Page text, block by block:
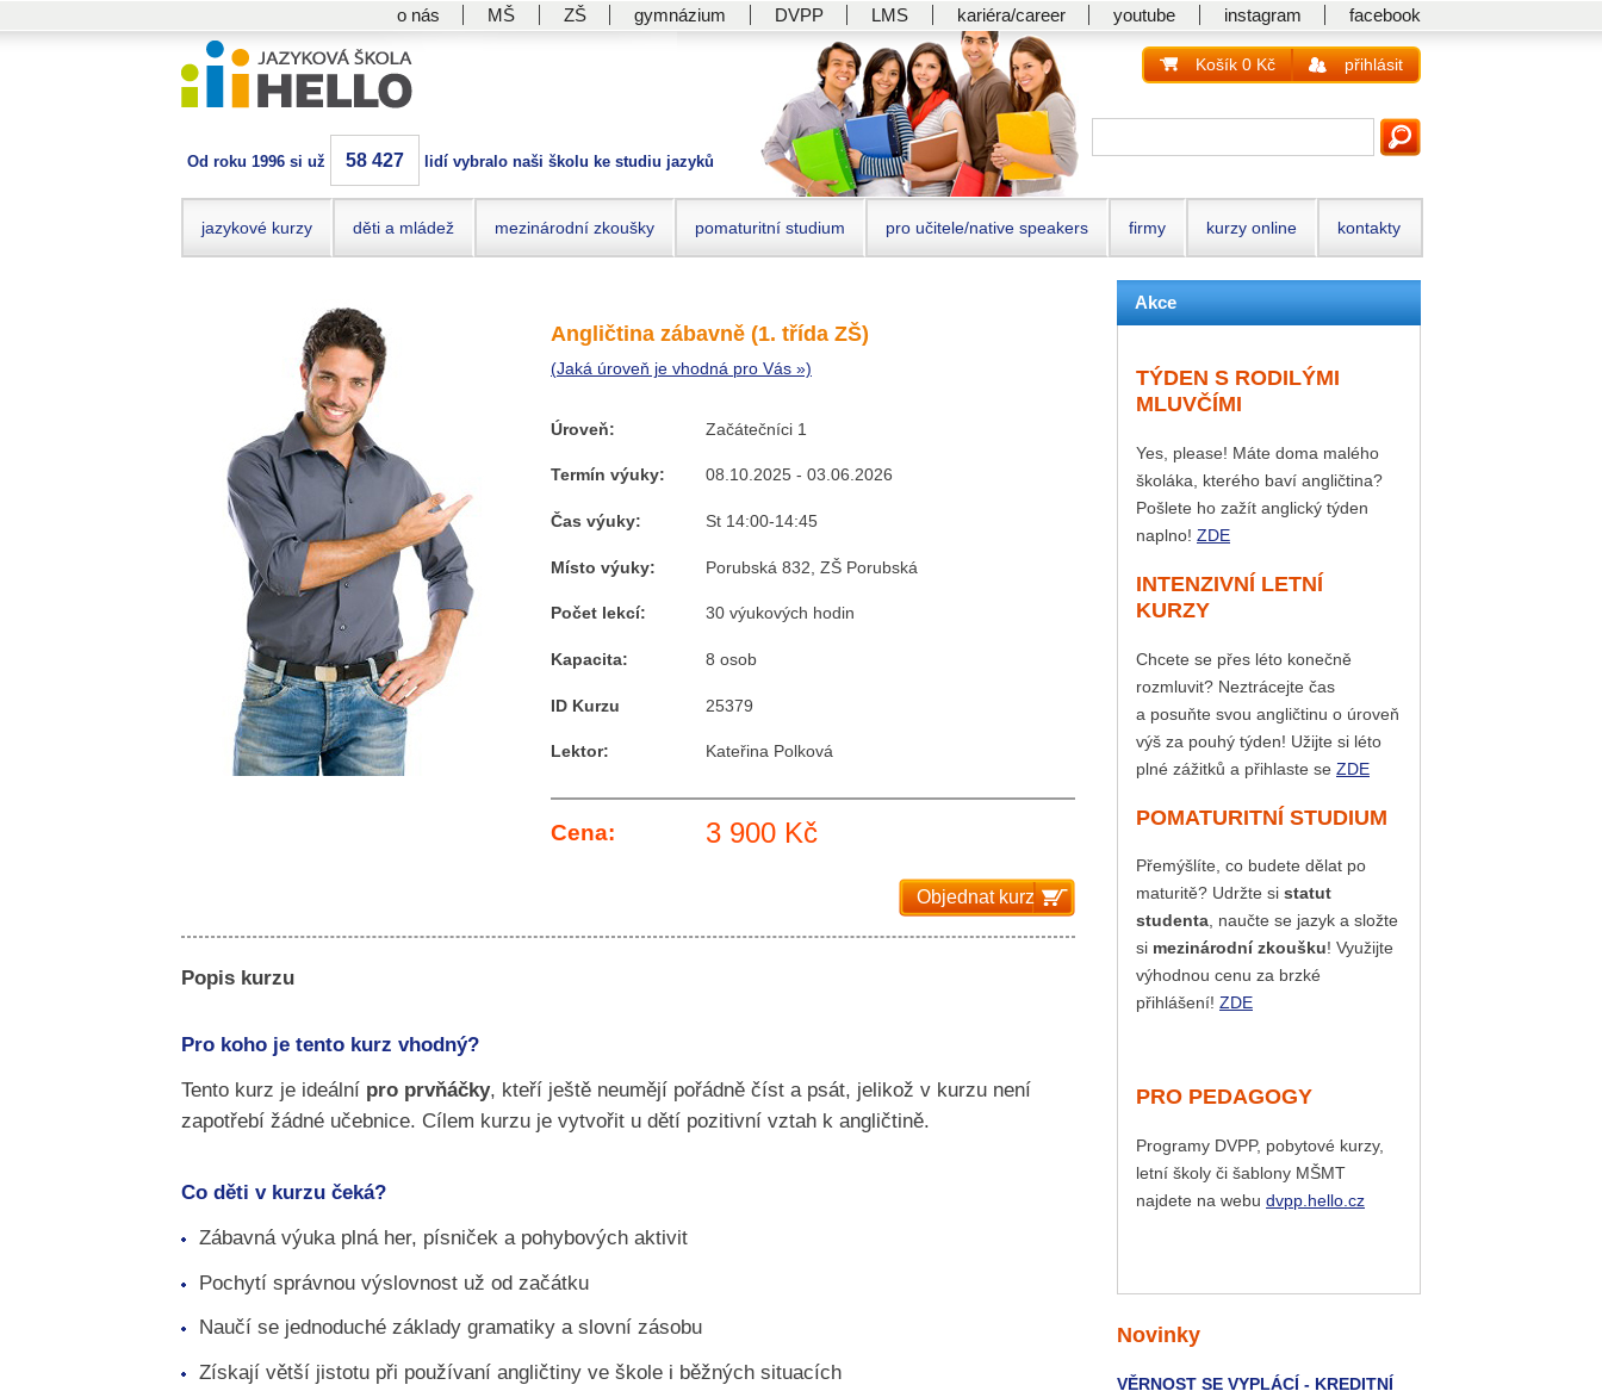
o nás MŠ ZŠ gymnázium DVPP LMS kariéra/career youtube instagram facebook
Od roku 1996 si už 58 427 lidí vybralo naši školu ke studiu jazyků
Košík 0 Kč přihlásit
jazykové kurzy děti a mládež mezinárodní zkoušky pomaturitní studium pro učitele/native speakers firmy kurzy online kontakty
Angličtina zábavně (1. třída ZŠ)
(Jaká úroveň je vhodná pro Vás »)
Úroveň: Začátečníci 1
Termín výuky: 08.10.2025 - 03.06.2026
Čas výuky: St 14:00-14:45
Místo výuky: Porubská 832, ZŠ Porubská
Počet lekcí: 30 výukových hodin
Kapacita: 8 osob
ID Kurzu 25379
Lektor: Kateřina Polková
Cena: 3 900 Kč
Objednat kurz
Popis kurzu
Pro koho je tento kurz vhodný?
Tento kurz je ideální pro prvňáčky, kteří ještě neumějí pořádně číst a psát, jelikož v kurzu není
zapotřebí žádné učebnice. Cílem kurzu je vytvořit u dětí pozitivní vztah k angličtině.
Co děti v kurzu čeká?
Zábavná výuka plná her, písniček a pohybových aktivit
Pochytí správnou výslovnost už od začátku
Naučí se jednoduché základy gramatiky a slovní zásobu
Získají větší jistotu při používaní angličtiny ve škole i běžných situacích
Akce
TÝDEN S RODILÝMI
MLUVČÍMI
Yes, please! Máte doma malého
školáka, kterého baví angličtina?
Pošlete ho zažít anglický týden
naplno! ZDE
INTENZIVNÍ LETNÍ
KURZY
Chcete se přes léto konečně
rozmluvit? Neztrácejte čas
a posuňte svou angličtinu o úroveň
výš za pouhý týden! Užijte si léto
plné zážitků a přihlaste se ZDE
POMATURITNÍ STUDIUM
Přemýšlíte, co budete dělat po
maturitě? Udržte si statut
studenta, naučte se jazyk a složte
si mezinárodní zkoušku! Využijte
výhodnou cenu za brzké
přihlášení! ZDE
PRO PEDAGOGY
Programy DVPP, pobytové kurzy,
letní školy či šablony MŠMT
najdete na webu dvpp.hello.cz
Novinky
VĚRNOST SE VYPLÁCÍ - KREDITNÍ